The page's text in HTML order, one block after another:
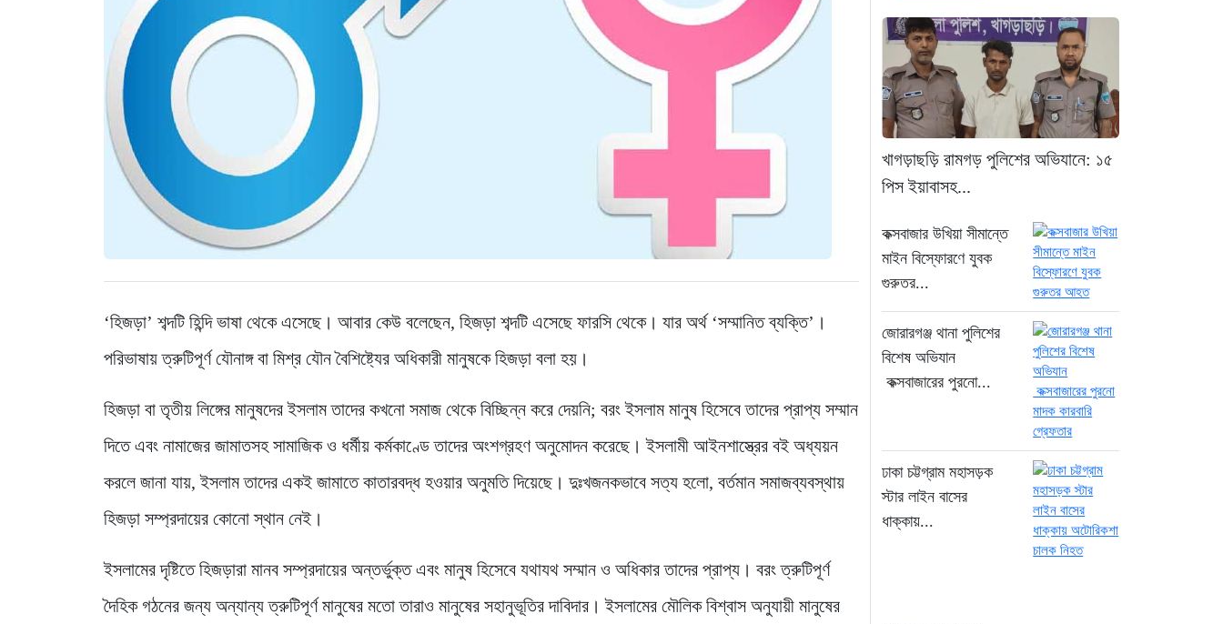
‘হিজড়া’ শব্দটি হিন্দি ভাষা থেকে এসেছে। আবার কেউ বলেছেন, হিজড়া শব্দটি এসেছে ফারসি থেকে। যার অর্থ ‘সম্মানিত ব্যক্তি’।
পরিভাষায় ত্রুটিপূর্ণ যৌনাঙ্গ বা মিশ্র যৌন বৈশিষ্ট্যের অধিকারী মানুষকে হিজড়া বলা হয়।
হিজড়া বা তৃতীয় লিঙ্গের মানুষদের ইসলাম তাদের কখনো সমাজ থেকে বিচ্ছিন্ন করে দেয়নি; বরং ইসলাম মানুষ হিসেবে তাদের প্রাপ্য সম্মান
দিতে এবং নামাজের জামাতসহ সামাজিক ও ধর্মীয় কর্মকাণ্ডে তাদের অংশগ্রহণ অনুমোদন করেছে। ইসলামী আইনশাস্ত্রের বই অধ্যয়ন
করলে জানা যায়, ইসলাম তাদের একই জামাতে কাতারবদ্ধ হওয়ার অনুমতি দিয়েছে। দুঃখজনকভাবে সত্য হলো, বর্তমান সমাজব্যবস্থায়
হিজড়া সম্প্রদায়ের কোনো স্থান নেই।
ইসলামের দৃষ্টিতে হিজড়ারা মানব সম্প্রদায়ের অন্তর্ভুক্ত এবং মানুষ হিসেবে যথাযথ সম্মান ও অধিকার তাদের প্রাপ্য। বরং ত্রুটিপূর্ণ
দৈহিক গঠনের জন্য অন্যান্য ত্রুটিপূর্ণ মানুষের মতো তারাও মানুষের সহানুভূতির দাবিদার। ইসলামের মৌলিক বিশ্বাস অনুযায়ী মানুষের
করেছেন: মির্জা ফখরুল
১৮ ঘণ্টা আগে
থাইল্যান্ডে ভয়াবহ বন্দুক
হামলা: দাদা-দাদিসহ স্কুলে
১৮ ঘণ্টা আগে
সংঘর্ষ: ঝরে গেল ৮টি তাজা
প্রাণ, হাসপাতালে ২৫
সিলিন্ডার লিকেজে ভয়াবহ
অগ্নিকাণ্ড: দগ্ধ ৩ জনের
অবস্থা আশঙ্কাজনক
১৮ ঘণ্টা আগে
খুনির দোসর ও ফ্যাসিবাদের
সহযোগী’, সাকিবকে নিয়ে
বিস্ফোরক আসিফ আকবর
“ইলিয়াস আলীকে অপহরণ-
খাগড়াছড়ি রামগড় পুলিশের অভিযানে: ১৫
পিস ইয়াবাসহ...
কক্সবাজার উখিয়া সীমান্তে
মাইন বিস্ফোরণে যুবক
গুরুতর...
জোরারগঞ্জ থানা পুলিশের
বিশেষ অভিযান
কক্সবাজারের পুরনো...
ঢাকা চট্টগ্রাম মহাসড়ক
স্টার লাইন বাসের
ধাক্কায়...